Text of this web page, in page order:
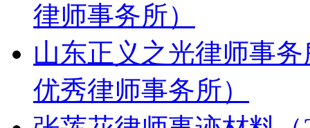
律师事务所）
山东正义之光律师事
优秀律师事务所）